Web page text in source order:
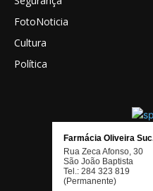
FotoNoticia
Cultura
Política